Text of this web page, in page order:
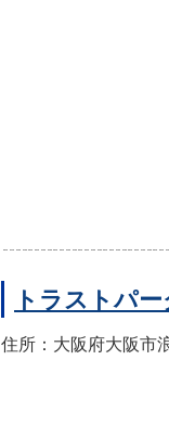
トラストパ
住所：大阪府大阪市